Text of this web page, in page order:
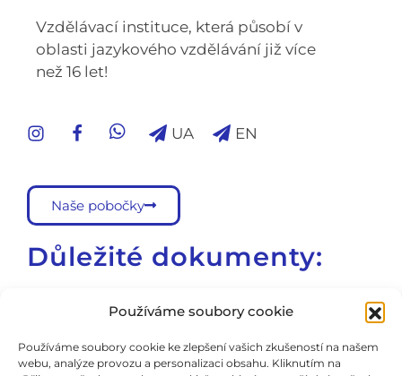
Používáme soubory cookie
Používáme soubory cookie ke zlepšení vašich zkušeností na našem
webu, analýze provozu a personalizaci obsahu. Kliknutím na
Vzdělávací instituce, která působí v
oblasti jazykového vzdělávání již více
než 16 let!
UA EN
Naše pobočky
Důležité dokumenty:
Všeobecné obchodní podmínky